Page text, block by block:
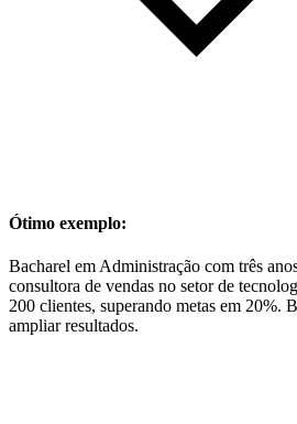
Ótimo exemplo:
Bacharel em Administração com três
consultora de vendas no setor de
200 clientes, superando metas em 20%.
ampliar resultados.